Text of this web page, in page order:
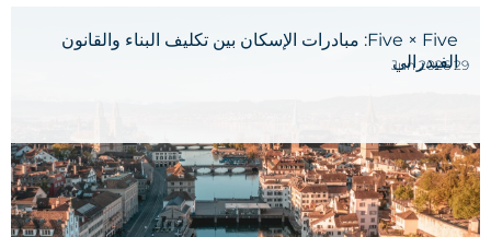
Five × Five: مبادرات الإسكان بين تكليف البناء والقانون
الفيدرالي29 Jun 2026